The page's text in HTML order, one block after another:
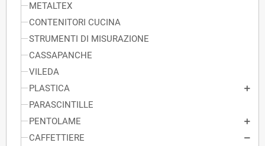
METALTEX
CONTENITORI CUCINA
STRUMENTI DI MISURAZIONE
CASSAPANCHE
VILEDA
PLASTICA
PARASCINTILLE
PENTOLAME
CAFFETTIERE